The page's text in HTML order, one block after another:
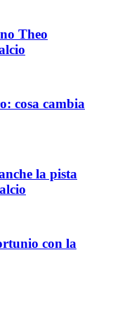
Theo
cosa cambia
la pista
con la